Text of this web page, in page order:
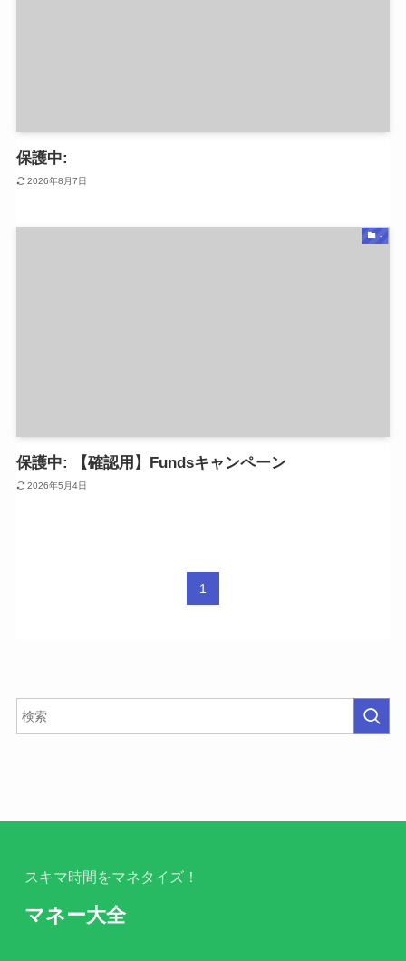
保護中:
2026年8月7日
-
保護中: 【確認用】Fundsキャンペーン
2026年5月4日
1
スキマ時間をマネタイズ！
マネー大全